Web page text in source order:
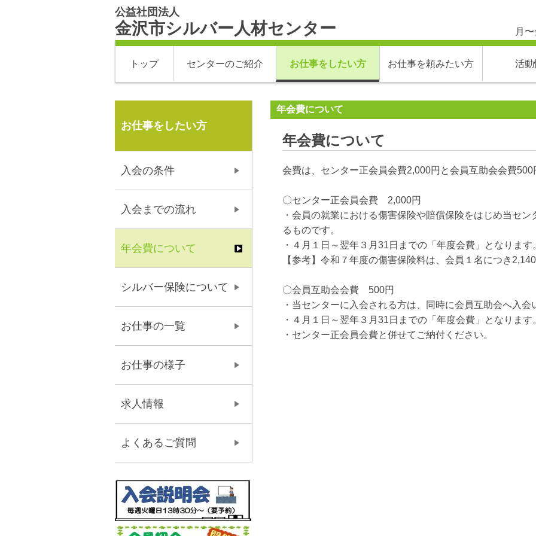
公益社団法人
金沢市シルバー人材センター 月
トップ センターのご紹介 お仕事をしたい方 お仕事を頼みたい方 活動
年会費について
年会費について
会費は、センター正会員会費2,000円と会員互助会会費500
〇センター正会員会費 2,000円
・会員の就業における傷害保険や賠償保険をはじめ当セ
るものです。
・４月１日～翌年３月31日までの「年度会費」となります
【参考】令和７年度の傷害保険料は、会員１名につき2,140
〇会員互助会会費 500円
・当センターに入会される方は、同時に会員互助会へ入会
・４月１日～翌年３月31日までの「年度会費」となります
・センター正会員会費と併せてご納付ください。
お仕事をしたい方
入会の条件
入会までの流れ
年会費について
シルバー保険について
お仕事の一覧
お仕事の様子
求人情報
よくあるご質問